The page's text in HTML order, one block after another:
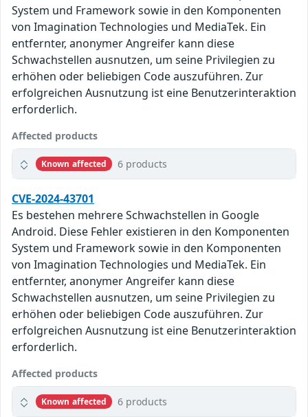
System und Framework sowie in den Komponenten
von Imagination Technologies und MediaTek. Ein
entfernter, anonymer Angreifer kann diese
Schwachstellen ausnutzen, um seine Privilegien zu
erhöhen oder beliebigen Code auszuführen. Zur
erfolgreichen Ausnutzung ist eine Benutzerinteraktion
erforderlich.
Affected products
Known affected 6 products
CVE-2024-43701
Es bestehen mehrere Schwachstellen in Google
Android. Diese Fehler existieren in den Komponenten
System und Framework sowie in den Komponenten
von Imagination Technologies und MediaTek. Ein
entfernter, anonymer Angreifer kann diese
Schwachstellen ausnutzen, um seine Privilegien zu
erhöhen oder beliebigen Code auszuführen. Zur
erfolgreichen Ausnutzung ist eine Benutzerinteraktion
erforderlich.
Affected products
Known affected 6 products